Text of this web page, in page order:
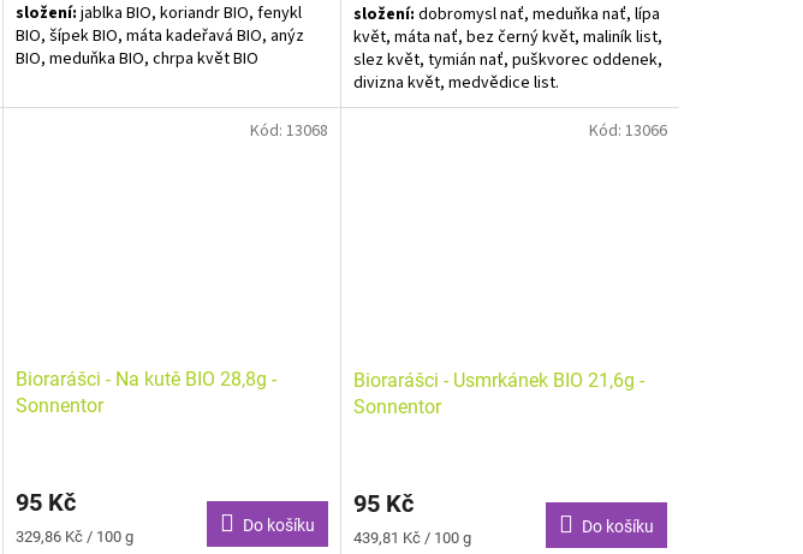
složení: jablka BIO, koriandr BIO, fenykl
BIO, šípek BIO, máta kadeřavá BIO, anýz
BIO, meduňka BIO, chrpa květ BIO
Bylinný čaj BIO. Alergeny neuvedeny.
složení: dobromysl nať, meduňka nať, lípa
květ, máta nať, bez černý květ, maliník list,
slez květ, tymián nať, puškvorec oddenek,
divizna květ, medvědice list.
Biorarášci - Na kutě BIO 28,8g -
Sonnentor
95 Kč
Měrná
329,86 Kč / 100 g
Do košíku
Kód: 13068
Biorarášci - Usmrkánek BIO 21,6g -
Sonnentor
95 Kč
Měrná
439,81 Kč / 100 g
Do košíku
Kód: 13066